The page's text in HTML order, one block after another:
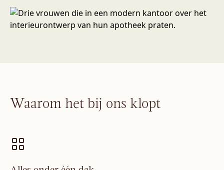
Waarom het bij ons klopt